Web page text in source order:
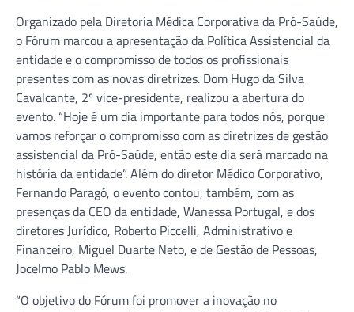
Organizado pela Diretoria Médica Corporativa da Pró-Saúde,
o Fórum marcou a apresentação da Política Assistencial da
entidade e o compromisso de todos os profissionais
presentes com as novas diretrizes. Dom Hugo da Silva
Cavalcante, 2º vice-presidente, realizou a abertura do
evento. “Hoje é um dia importante para todos nós, porque
vamos reforçar o compromisso com as diretrizes de gestão
assistencial da Pró-Saúde, então este dia será marcado na
história da entidade”. Além do diretor Médico Corporativo,
Fernando Paragó, o evento contou, também, com as
presenças da CEO da entidade, Wanessa Portugal, e dos
diretores Jurídico, Roberto Piccelli, Administrativo e
Financeiro, Miguel Duarte Neto, e de Gestão de Pessoas,
Jocelmo Pablo Mews.
“O objetivo do Fórum foi promover a inovação no